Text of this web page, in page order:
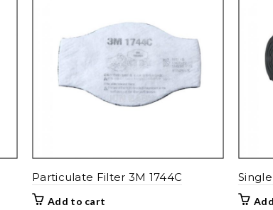
Particulate Filter 3M 1744C
Add to cart